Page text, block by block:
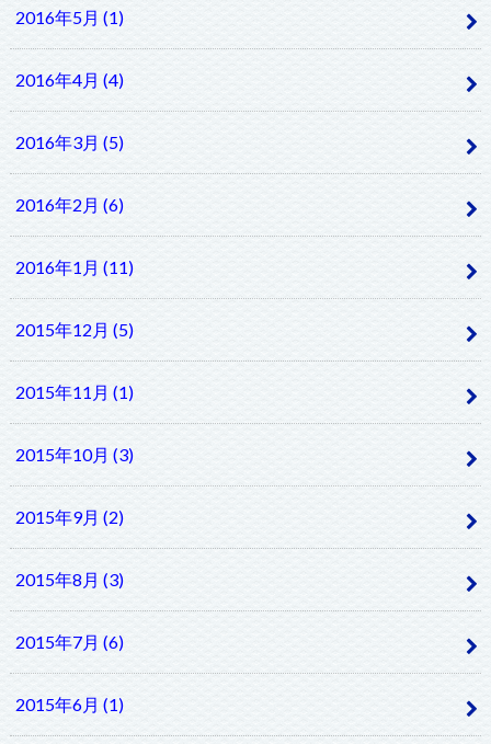
2016年5月 (1)
2016年4月 (4)
2016年3月 (5)
2016年2月 (6)
2016年1月 (11)
2015年12月 (5)
2015年11月 (1)
2015年10月 (3)
2015年9月 (2)
2015年8月 (3)
2015年7月 (6)
2015年6月 (1)